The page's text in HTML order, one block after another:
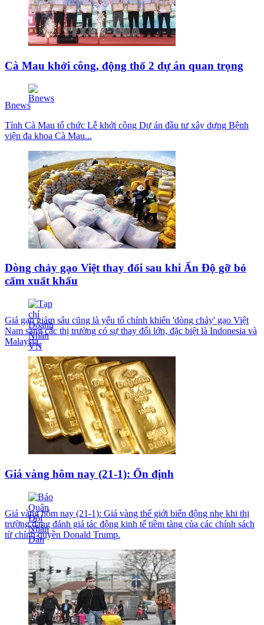
Cà Mau khởi công, động thổ 2 dự án quan trọng
Bnews
Tỉnh Cà Mau tổ chức Lễ khởi công Dự án đầu tư xây dựng Bệnh
viện đa khoa Cà Mau...
Dòng chảy gạo Việt thay đổi sau khi Ấn Độ gỡ bỏ
cấm xuất khẩu
Giá gạo giảm sâu cũng là yếu tố chính khiến 'dòng chảy' gạo Việt
Nam sang các thị trường có sự thay đổi lớn, đặc biệt là Indonesia và
Malaysia.
Giá vàng hôm nay (21-1): Ổn định
Giá vàng hôm nay (21-1): Giá vàng thế giới biến động nhẹ khi thị
trường đang đánh giá tác động kinh tế tiềm tàng của các chính sách
từ chính quyền Donald Trump.